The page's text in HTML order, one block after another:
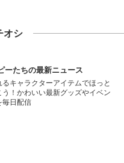
オシ
ーたちの最新ニュース
るキャラクターアイテムでほっと
う！かわいい最新グッズやイベン
毎日配信